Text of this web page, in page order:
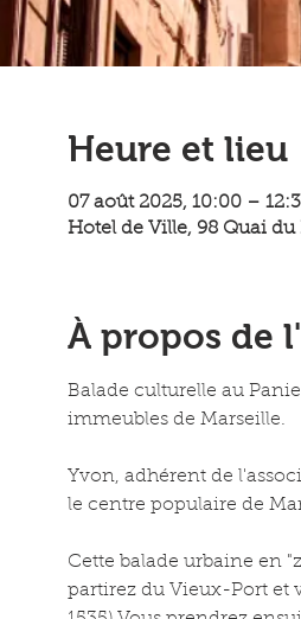
Heure et lieu
07 août 2025, 10:00 –
Hotel de Ville, 98 Quai du
À propos de
Balade culturelle au
immeubles de Marseille.
Yvon, adhérent de
le centre populaire de
Cette balade urbaine en
partirez du Vieux-Port et